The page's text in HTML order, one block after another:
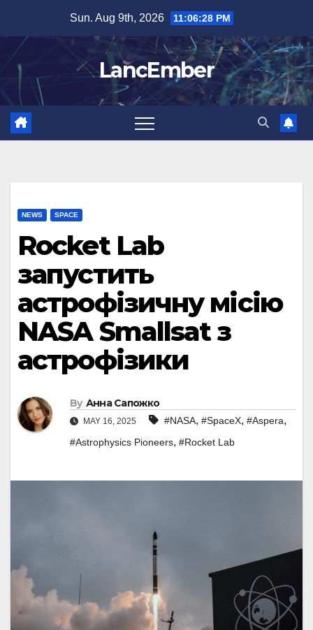
content
Sun. Aug 9th, 2026 11:06:29 PM
LancEmber
NEWS SPACE
Rocket Lab
запустить
астрофізичну місію
NASA Smallsat з
астрофізики
By Анна Сапожко
MAY 16, 2025 #NASA, #SpaceX, #Aspera,
#Astrophysics Pioneers, #Rocket Lab